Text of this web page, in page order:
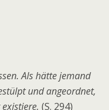
Als hätte jemand
und angeordnet,
(S. 294)